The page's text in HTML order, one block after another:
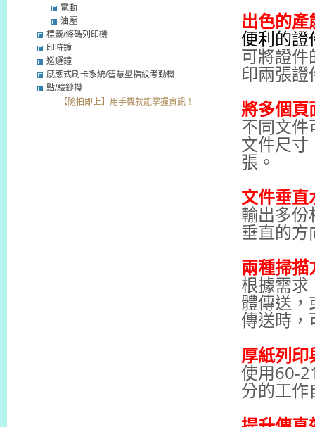
出色的產
便利的證
可將證件
印兩張證
將多個頁
不同文件
文件尺寸
張。
文件垂直
輸出多份
垂直的方
兩種掃描
根據需求
體傳送，
傳送時
厚紙列印
使用60-
分的工作
電動
油壓
標籤/條碼列印機
印時鐘
巡邏鐘
感應式刷卡系統/智慧型指紋考勤機
點/驗鈔機
【隨拍即上】用手機就能掌握資訊！